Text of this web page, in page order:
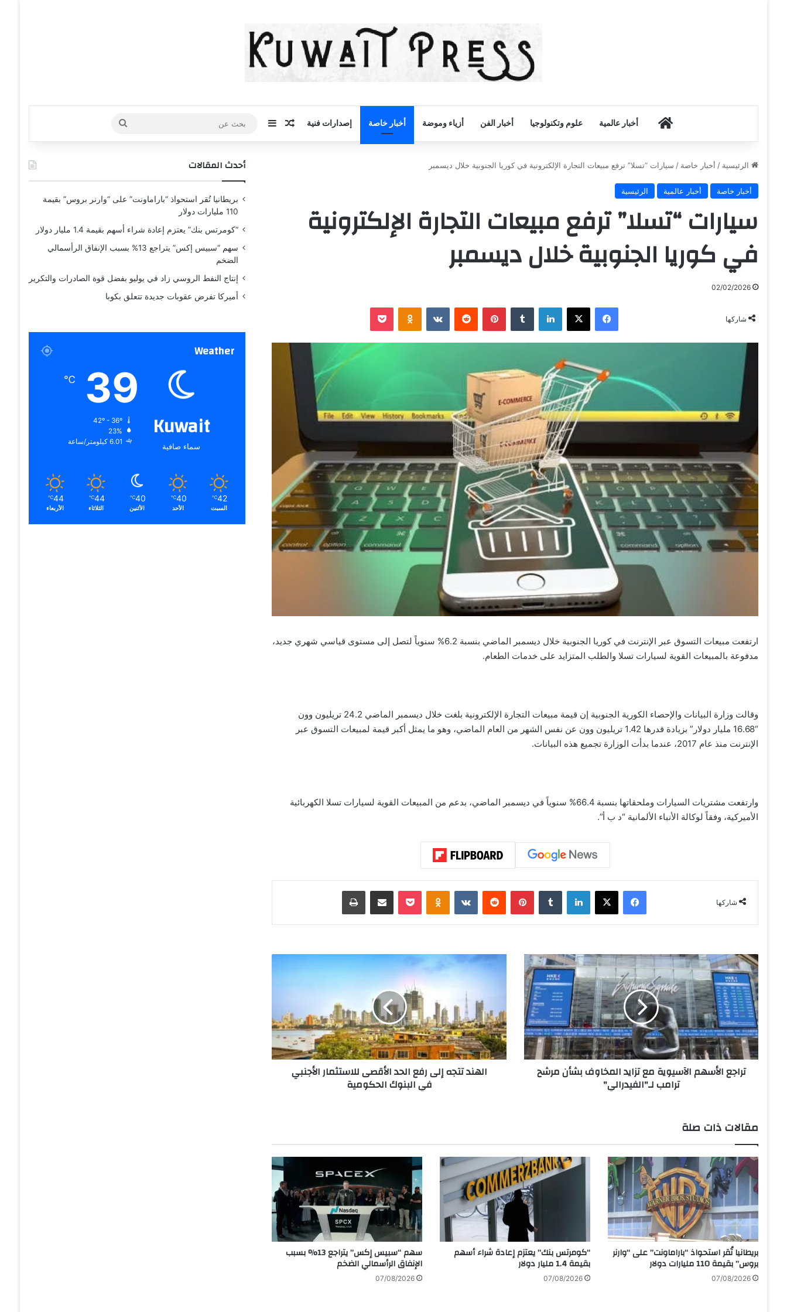
أخبار الكويت
أخبار عالمية علوم وتكنولوجيا أخبار الفن أزياء وموضة أخبار خاصة إصدارات فنية مقال عشوائي
إضافة عمود جانبي
بحث
عن
الرئيسية / أخبار خاصة / سيارات “تسلا” ترفع مبيعات التجارة الإلكترونية في كوريا الجنوبية خلال ديسمبر
أخبار خاصة أخبار عالمية الرئيسية
سيارات “تسلا” ترفع مبيعات التجارة الإلكترونية
في كوريا الجنوبية خلال ديسمبر
02/02/2026
شاركها
فيسبوك ‫X لينكدإن ‏Tumblr بينتيريست ‏Reddit
‏VKontakte
Odnoklassniki
‫Pocket
ارتفعت مبيعات التسوق عبر الإنترنت في كوريا الجنوبية خلال ديسمبر الماضي بنسبة 6.2% سنوياً لتصل إلى مستوى قياسي شهري جديد،
مدفوعة بالمبيعات القوية لسيارات تسلا والطلب المتزايد على خدمات الطعام.
وقالت وزارة البيانات والإحصاء الكورية الجنوبية إن قيمة مبيعات التجارة الإلكترونية بلغت خلال ديسمبر الماضي 24.2 تريليون وون
“16.68 مليار دولار” بزيادة قدرها 1.42 تريليون وون عن نفس الشهر من العام الماضي، وهو ما يمثل أكبر قيمة لمبيعات التسوق عبر
الإنترنت منذ عام 2017، عندما بدأت الوزارة تجميع هذه البيانات.
وارتفعت مشتريات السيارات وملحقاتها بنسبة 66.4% سنوياً في ديسمبر الماضي، بدعم من المبيعات القوية لسيارات تسلا الكهربائية
الأميركية، وفقاً لوكالة الأنباء الألمانية “د ب أ”.
شاركها
فيسبوك ‫X لينكدإن ‏Tumblr بينتيريست ‏Reddit
‏VKontakte
Odnoklassniki
‫Pocket مشاركة عبر البريد طباعة
ت
ر
ا
ج
ع
ا
ل
أ
س
س
ي
و
ة
م
ع
ت
ا
ي
د
ا
تراجع الأسهم الآسيوية مع تزايد المخاوف بشأن مرشح
ترامب لـ"الفيدرالي"
د
ت
ت
ج
ه
ا
ل
ح
د
ا
ل
ق
ص
ى
الهند تتجه إلى رفع الحد الأقصى للاستثمار الأجنبي
في البنوك الحكومية
مقالات ذات صلة
بريطانيا تُقر استحواذ “باراماونت” على “وارنر
بروس” بقيمة 110 مليارات دولار
07/08/2026
“كومرتس بنك” يعتزم إعادة شراء أسهم
بقيمة 1.4 مليار دولار
07/08/2026
سهم “سبيس إكس” يتراجع 13% بسبب
الإنفاق الرأسمالي الضخم
07/08/2026
أحدث المقالات
بريطانيا تُقر استحواذ “باراماونت” على “وارنر بروس” بقيمة
110 مليارات دولار
“كومرتس بنك” يعتزم إعادة شراء أسهم بقيمة 1.4 مليار دولار
سهم “سبيس إكس” يتراجع 13% بسبب الإنفاق الرأسمالي
الضخم
إنتاج النفط الروسي زاد في يوليو بفضل قوة الصادرات والتكرير
أميركا تفرض عقوبات جديدة تتعلق بكوبا
Weather
Kuwait
سماء صافية
39
℃
23%
6.01 كيلومتر/ساعة
42
℃
السبت
40
℃
الأحد
40
℃
الأثنين
44
℃
الثلاثاء
44
℃
الأربعاء